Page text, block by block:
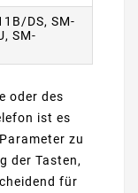
DS, SM-
SM-
oder des
ist es
zu
der Tasten,
für